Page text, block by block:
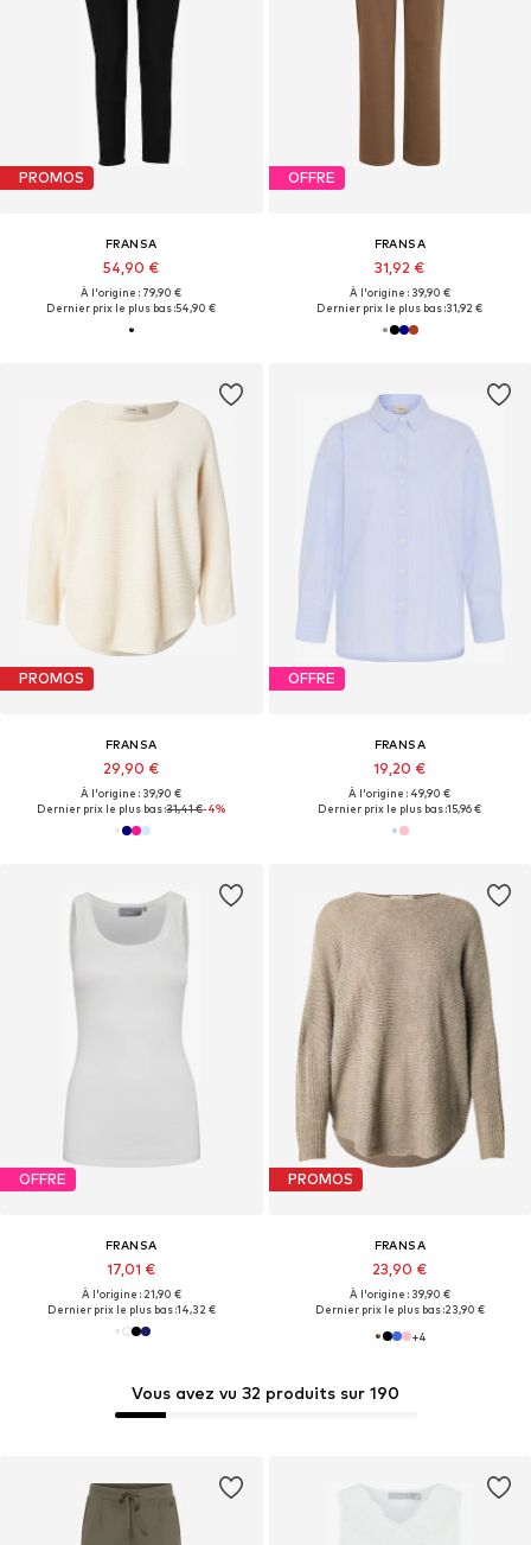
PROMOS
FRANSA
54,90 €
À l'origine : 79,90 €
Dernier prix le plus bas :54,90 €
OFFRE
FRANSA
31,92 €
À l'origine : 39,90 €
Dernier prix le plus bas :31,92 €
Vous avez vu 32 produits sur 190
PROMOS
FRANSA
29,90 €
À l'origine : 39,90 €
Dernier prix le plus bas :31,41 €-4%
OFFRE
FRANSA
19,20 €
À l'origine : 49,90 €
Dernier prix le plus bas :15,96 €
OFFRE
FRANSA
17,01 €
À l'origine : 21,90 €
Dernier prix le plus bas :14,32 €
PROMOS
FRANSA
23,90 €
À l'origine : 39,90 €
Dernier prix le plus bas :23,90 €
+4